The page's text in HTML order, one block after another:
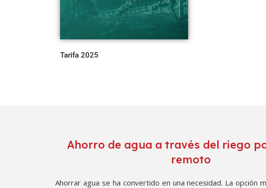
Tarifa 2025
Ahorro de agua a través del riego
remoto
Ahorrar agua se ha convertido en una necesidad. La opción